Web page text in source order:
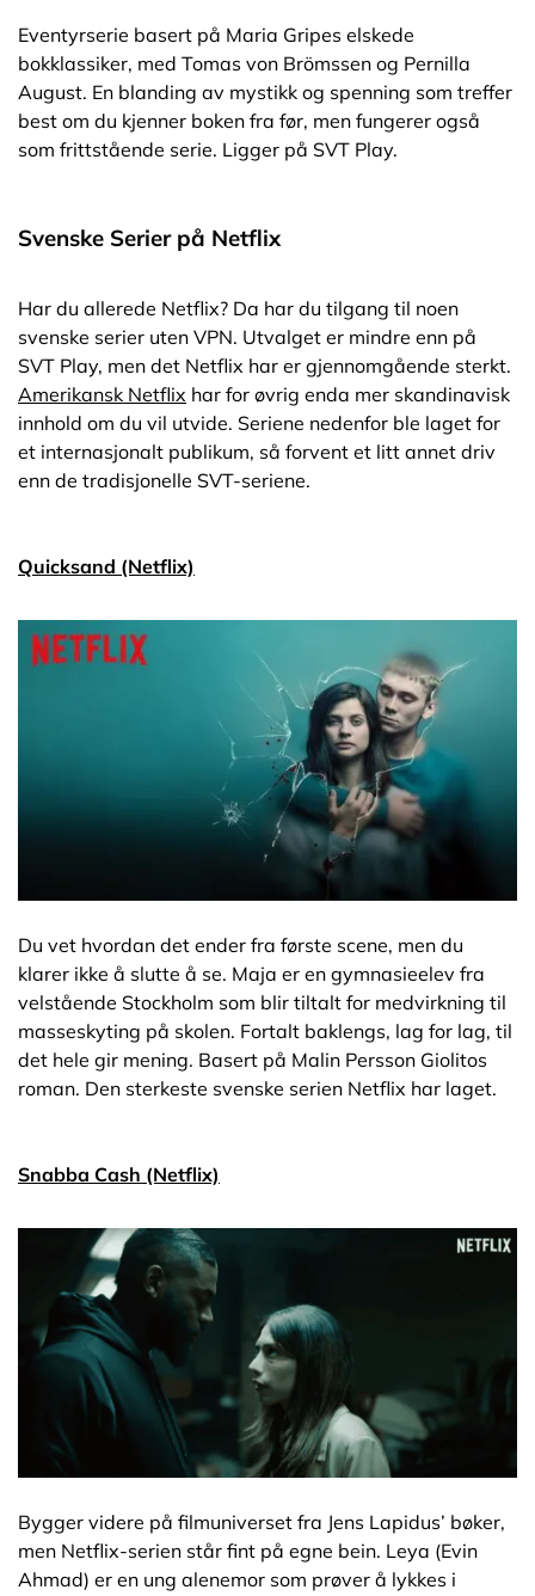
Eventyrserie basert på Maria Gripes elskede
bokklassiker, med Tomas von Brömssen og Pernilla
August. En blanding av mystikk og spenning som treffer
best om du kjenner boken fra før, men fungerer også
som frittstående serie. Ligger på SVT Play.
Svenske Serier på Netflix
Har du allerede Netflix? Da har du tilgang til noen
svenske serier uten VPN. Utvalget er mindre enn på
SVT Play, men det Netflix har er gjennomgående sterkt.
Amerikansk Netflix har for øvrig enda mer skandinavisk
innhold om du vil utvide. Seriene nedenfor ble laget for
et internasjonalt publikum, så forvent et litt annet driv
enn de tradisjonelle SVT-seriene.
Quicksand (Netflix)
Du vet hvordan det ender fra første scene, men du
klarer ikke å slutte å se. Maja er en gymnasieelev fra
velstående Stockholm som blir tiltalt for medvirkning til
masseskyting på skolen. Fortalt baklengs, lag for lag, til
det hele gir mening. Basert på Malin Persson Giolitos
roman. Den sterkeste svenske serien Netflix har laget.
Snabba Cash (Netflix)
Bygger videre på filmuniverset fra Jens Lapidus’ bøker,
men Netflix-serien står fint på egne bein. Leya (Evin
Ahmad) er en ung alenemor som prøver å lykkes i